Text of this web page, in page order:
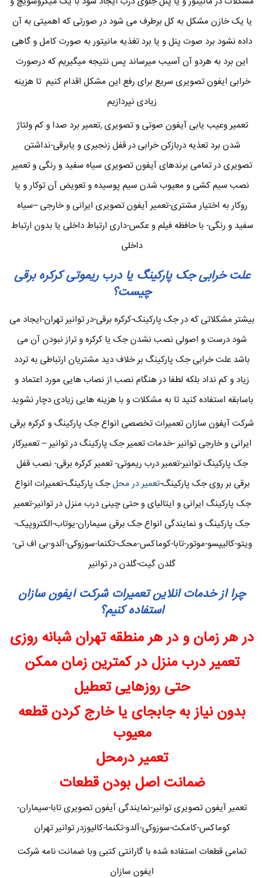
یا یک خازن مشکل به کل برطرف می شود در صورتی که اهمیتی به آن
داده نشود برد صوت پنل و یا برد تغذیه مانیتور به صورت کامل و گاهی
این برد به هردو آن آسیب میرساند پس نتیجه میگیریم که درصورت
خرابی ایفون تصویری سریع برای رفع این مشکل اقدام کنیم تا هزینه
زیادی نپردازیم
تعمیر وعیب یابی آیفون صوتی و تصویری ,تعمیر برد صدا و کم ولتاژ
شدن برد تعذیه دربازکن خرابی در قفل زنجیری و یابرقی-نداشتن
تصویری در تمامی برندهای آیفون تصویری سیاه سفید و رنگی و تعمیر
نصب سیم کشی و معیوب شدن سیم پوسیده و تعویض آن توکار و یا
روکار به اختیار مشتری-تعمیر آیفون تصویری ایرانی و خارجی –سیاه
سفید و رنگی- با حافظه فیلم و عکس-داری ارتباط داخلی یا بدون ارتباط
داخلی
علت خرابی جک پارکینگ یا درب ریموتی کرکره برقی
چیست؟
بیشتر مشکلاتی که در جک پارکینک-کرکره برقی-در توانیر تهران-ایجاد می
شود درست و اصولی نصب نشدن جک یا کرکره و تراز نبودن آن می
باشد علت خرابی جک پارکینگ بر خلاف دید مشتریان ارتباطی به تردد
زیاد و کم نداد بلکه لطفا در هنگام نصب از نصاب هایی مورد اعتماد و
باسابقه استفاده کنید تا به مشکلات و با هزینه هایی زیادی دچار نشوید
شرکت آیفون سازان تعمیرات تخصصی انواع جک پارکینگ و کرکره برقی
ایرانی و خارجی توانیر -خدمات تعمیر جک پارکینگ در توانیر – تعمیرکار
جک پارکینگ توانیر-تعمیر درب ریموتی- تعمیر کرکره برقی- نصب قفل
برقی بر روی جک پارکینگ-تعمیر در محلجک پارکینگ-تعمیرات انواع
جک پارکینگ ایرانی و ایتالیای و حتی چینی درب منزل در توانیر-تعمیر
جک پارکینگ و نمایندگی انواع جک برقی سیماران-یوتاب-الکتروپیک-
ویتو-کالیپسو-موتور-تابا-کوماکس-محک-تکنما-سوزوکی-آلدو-بی اف تی-
گلدن گیت-گلدن در توانیر
چرا از خدمات انلاین تعمیرات شرکت آیفون سازان
استفاده کنیم؟
در هر زمان و در هر منطقه تهران شبانه روزی
تعمیر درب منزل در کمترین زمان ممکن
حتی روزهایی تعطیل
بدون نیاز به جابجای یا خارج کردن قطعه
معیوب
تعمیر درمحل
ضمانت اصل بودن قطعات
تعمیر آیفون تصویری توانیر-نمایندگی آیفون تصویری تابا-سیماران-
کوماکس-کامکث-سوزوکی-آلدو-تکنما-کالیوزدر توانیر تهران
تمامی قطعات استفاده شده با گارانتی کتبی وبا ضمانت نامه شرکت
ایفون سازان